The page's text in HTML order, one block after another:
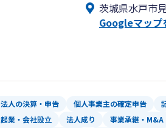
茨城県水戸市
Googleマップ
法人の決算・申告 個人事業主の確定申告
起業・会社設立
法人成り 事業承継・M&A